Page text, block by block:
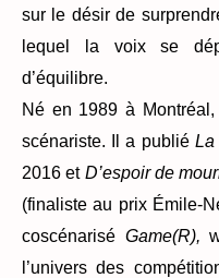
sur le désir de
lequel la voix se
d’équilibre.
Né en 1989 à
scénariste. Il a publié
2016 et D’espoir de
(finaliste au prix Émile-
coscénarisé Game(R),
l’univers des